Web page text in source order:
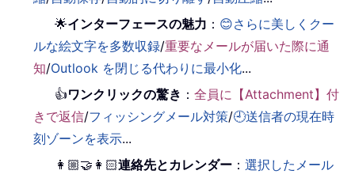
🌟インターフェースの魅力 ： 😊さらに美しくクー
ルな絵文字を多数収録/重要なメールが届いた際に通
知/Outlook を閉じる代わりに最小化...
👍ワンクリックの驚き ：全員に【Attachment】付
きで返信/フィッシングメール対策/🕘送信者の現在時
刻ゾーンを表示...
👩🏼‍🤝‍👩🏻連絡先とカレンダー ：選択したメール